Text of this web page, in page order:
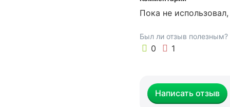
Пока не
Был ли отзыв полезным?
0 1
Написать отзыв